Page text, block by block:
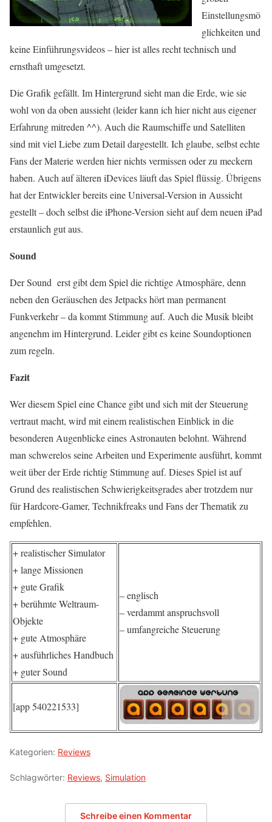
Einstellungsmö
glichkeiten und
keine Einführungsvideos – hier ist alles recht technisch und
ernsthaft umgesetzt.
Die Grafik gefällt. Im Hintergrund sieht man die Erde, wie sie
wohl von da oben aussieht (leider kann ich hier nicht aus eigener
Erfahrung mitreden ^^). Auch die Raumschiffe und Satelliten
sind mit viel Liebe zum Detail dargestellt. Ich glaube, selbst echte
Fans der Materie werden hier nichts vermissen oder zu meckern
haben. Auch auf älteren iDevices läuft das Spiel flüssig. Übrigens
hat der Entwickler bereits eine Universal-Version in Aussicht
gestellt – doch selbst die iPhone-Version sieht auf dem neuen iPad
erstaunlich gut aus.
Sound
Der Sound erst gibt dem Spiel die richtige Atmosphäre, denn
neben den Geräuschen des Jetpacks hört man permanent
Funkverkehr – da kommt Stimmung auf. Auch die Musik bleibt
angenehm im Hintergrund. Leider gibt es keine Soundoptionen
zum regeln.
Fazit
Wer diesem Spiel eine Chance gibt und sich mit der Steuerung
vertraut macht, wird mit einem realistischen Einblick in die
besonderen Augenblicke eines Astronauten belohnt. Während
man schwerelos seine Arbeiten und Experimente ausführt, kommt
weit über der Erde richtig Stimmung auf. Dieses Spiel ist auf
Grund des realistischen Schwierigkeitsgrades aber trotzdem nur
für Hardcore-Gamer, Technikfreaks und Fans der Thematik zu
empfehlen.
+ realistischer Simulator
+ lange Missionen
+ gute Grafik
+ berühmte Weltraum-
Objekte
+ gute Atmosphäre
+ ausführliches Handbuch
+ guter Sound
– englisch
– verdammt anspruchsvoll
– umfangreiche Steuerung
[app 540221533]
Kategorien: Reviews
Schlagwörter: Reviews, Simulation
Schreibe einen Kommentar